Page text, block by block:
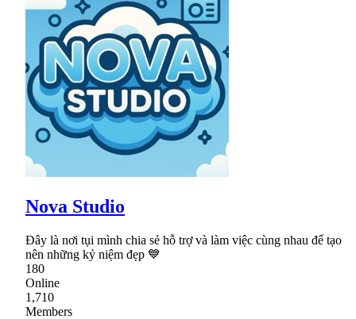
Nova Studio
Đây là nơi tụi mình chia sẻ hỗ trợ và làm việc cùng nhau để tạo
nên những kỷ niệm đẹp 💙
180
Online
1,710
Members